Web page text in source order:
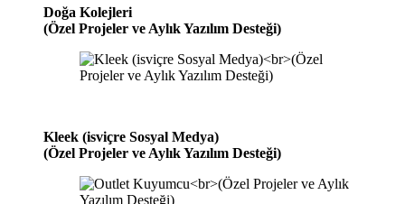
Doğa Kolejleri
(Özel Projeler ve Aylık Yazılım Desteği)
Kleek (isviçre Sosyal Medya)
(Özel Projeler ve Aylık Yazılım Desteği)